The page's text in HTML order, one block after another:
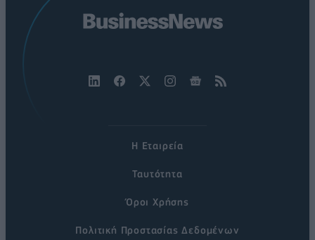
Η Εταιρεία
Ταυτότητα
Όροι Χρήσης
Πολιτική Προστασίας Δεδομένων